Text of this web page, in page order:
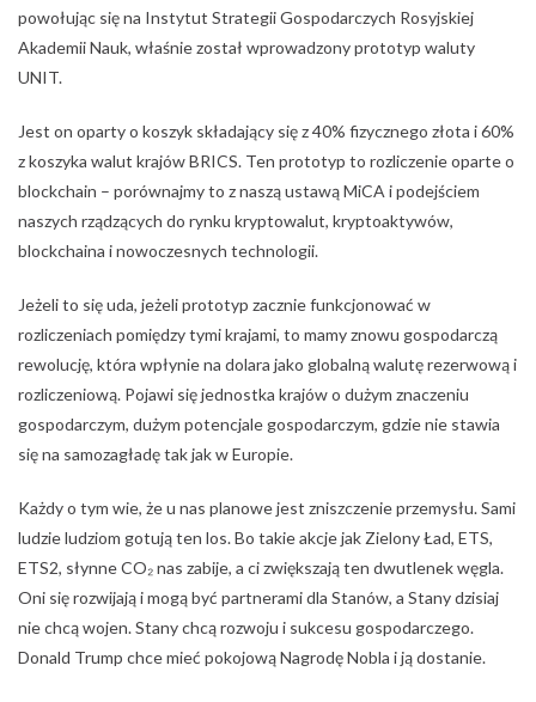
powołując się na Instytut Strategii Gospodarczych Rosyjskiej
Akademii Nauk, właśnie został wprowadzony prototyp waluty
UNIT.
Jest on oparty o koszyk składający się z 40% fizycznego złota i 60%
z koszyka walut krajów BRICS. Ten prototyp to rozliczenie oparte o
blockchain – porównajmy to z naszą ustawą MiCA i podejściem
naszych rządzących do rynku kryptowalut, kryptoaktywów,
blockchaina i nowoczesnych technologii.
Jeżeli to się uda, jeżeli prototyp zacznie funkcjonować w
rozliczeniach pomiędzy tymi krajami, to mamy znowu gospodarczą
rewolucję, która wpłynie na dolara jako globalną walutę rezerwową i
rozliczeniową. Pojawi się jednostka krajów o dużym znaczeniu
gospodarczym, dużym potencjale gospodarczym, gdzie nie stawia
się na samozagładę tak jak w Europie.
Każdy o tym wie, że u nas planowe jest zniszczenie przemysłu. Sami
ludzie ludziom gotują ten los. Bo takie akcje jak Zielony Ład, ETS,
ETS2, słynne CO₂ nas zabije, a ci zwiększają ten dwutlenek węgla.
Oni się rozwijają i mogą być partnerami dla Stanów, a Stany dzisiaj
nie chcą wojen. Stany chcą rozwoju i sukcesu gospodarczego.
Donald Trump chce mieć pokojową Nagrodę Nobla i ją dostanie.